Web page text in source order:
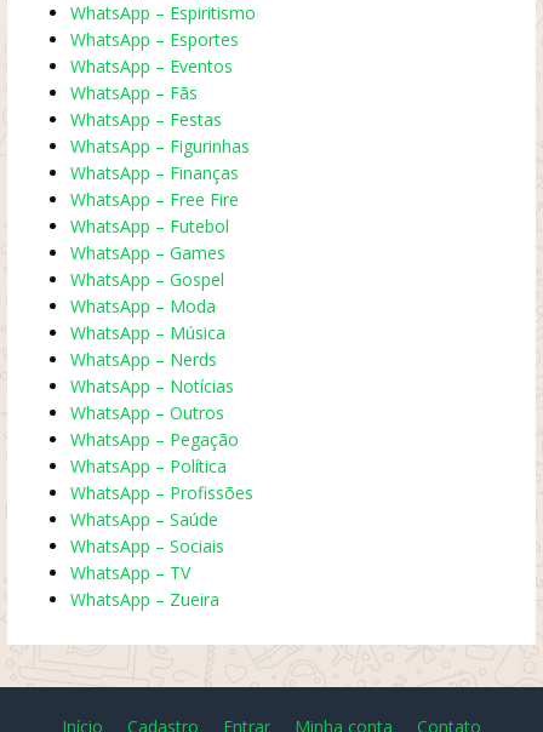
WhatsApp – Espiritismo
WhatsApp – Esportes
WhatsApp – Eventos
WhatsApp – Fãs
WhatsApp – Festas
WhatsApp – Figurinhas
WhatsApp – Finanças
WhatsApp – Free Fire
WhatsApp – Futebol
WhatsApp – Games
WhatsApp – Gospel
WhatsApp – Moda
WhatsApp – Música
WhatsApp – Nerds
WhatsApp – Notícias
WhatsApp – Outros
WhatsApp – Pegação
WhatsApp – Política
WhatsApp – Profissões
WhatsApp – Saúde
WhatsApp – Sociais
WhatsApp – TV
WhatsApp – Zueira
Início Cadastro Entrar Minha conta Contato